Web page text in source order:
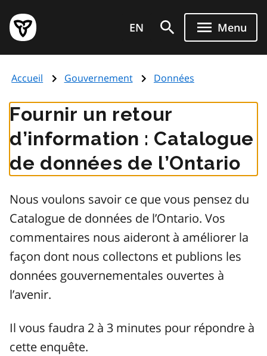
au
contenu
principal
Page
d'accueil
de
EN Menu
Accueil Gouvernement Données
Fournir un retour
d’information : Catalogue
de données de l’Ontario
Nous voulons savoir ce que vous pensez du
Catalogue de données de l’Ontario. Vos
commentaires nous aideront à améliorer la
façon dont nous collectons et publions les
données gouvernementales ouvertes à
l’avenir.
Il vous faudra 2 à 3 minutes pour répondre à
cette enquête.